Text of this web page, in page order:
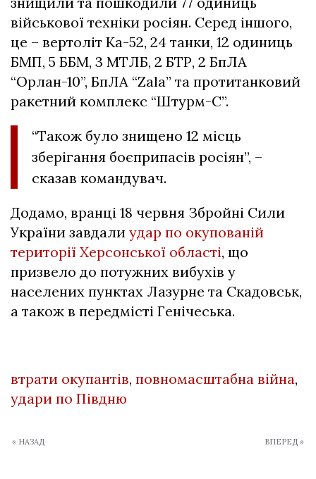
військової техніки росіян. Серед іншого,
це – вертоліт Ка-52, 24 танки, 12 одиниць
БМП, 5 ББМ, 3 МТЛБ, 2 БТР, 2 БпЛА
“Орлан-10”, БпЛА “Zala” та протитанковий
ракетний комплекс “Штурм-С”.
“Також було знищено 12 місць
зберігання боєприпасів росіян”, –
сказав командувач.
Додамо, вранці 18 червня Збройні Сили
України завдали удар по окупованій
території Херсонської області, що
призвело до потужних вибухів у
населених пунктах Лазурне та Скадовськ,
а також в передмісті Генічеська.
втрати окупантів, повномасштабна війна,
удари по Півдню
« НАЗАД ВПЕРЕД »